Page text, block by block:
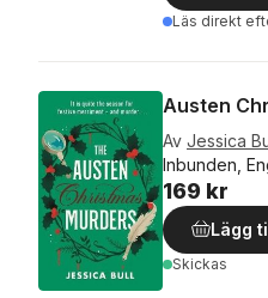
Läs direkt
Austen
Av Jessica
Inbunden,
169 kr
Lägg
Skickas